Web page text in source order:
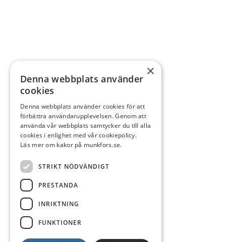
×
Denna webbplats använder
cookies
Denna webbplats använder cookies för att
förbättra användarupplevelsen. Genom att
använda vår webbplats samtycker du till alla
cookies i enlighet med vår cookiepolicy.
Läs mer om kakor på munkfors.se.
STRIKT NÖDVÄNDIGT
PRESTANDA
INRIKTNING
FUNKTIONER